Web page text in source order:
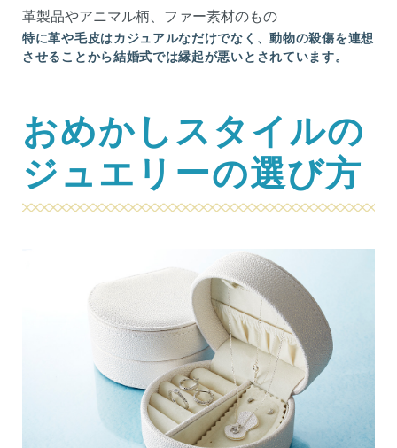
革製品やアニマル柄、ファー素材のもの
特に革や毛皮はカジュアルなだけでなく、動物の殺傷を連想
させることから結婚式では縁起が悪いとされています。
おめかしスタイルの
ジュエリーの選び方